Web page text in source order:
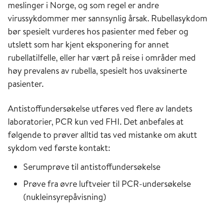
meslinger i Norge, og som regel er andre
virussykdommer mer sannsynlig årsak. Rubellasykdom
bør spesielt vurderes hos pasienter med feber og
utslett som har kjent eksponering for annet
rubellatilfelle, eller har vært på reise i områder med
høy prevalens av rubella, spesielt hos uvaksinerte
pasienter.
Antistoffundersøkelse utføres ved flere av landets
laboratorier, PCR kun ved FHI. Det anbefales at
følgende to prøver alltid tas ved mistanke om akutt
sykdom ved første kontakt:
Serumprøve til antistoffundersøkelse
Prøve fra øvre luftveier til PCR-undersøkelse
(nukleinsyrepåvisning)